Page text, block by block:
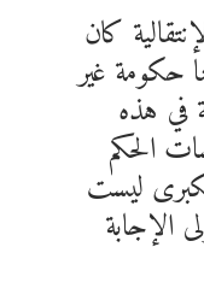
كان
حكومة غير
في هذه
الحكم
ليست
الإجابة